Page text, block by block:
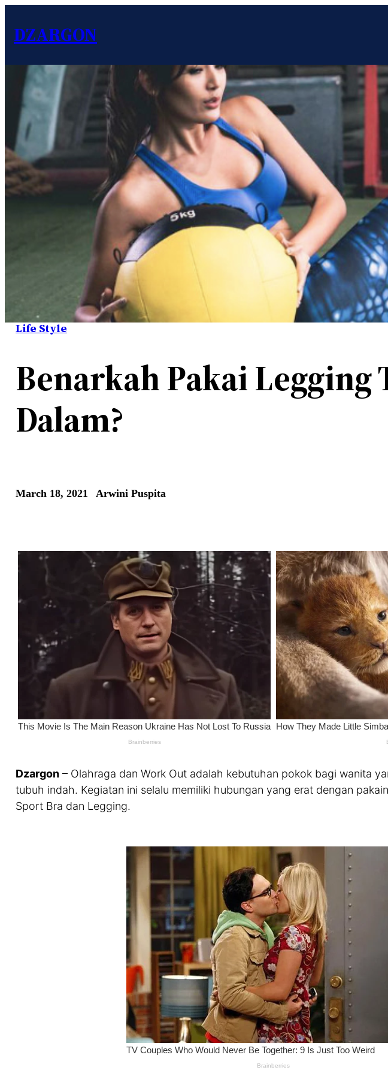
DZARGON
Life Style
Benarkah Pakai Legging
Dalam?
March 18, 2021 Arwini Puspita
Dzargon – Olahraga dan Work Out adalah kebutuhan pokok bagi wanita
tubuh indah. Kegiatan ini selalu memiliki hubungan yang erat dengan
Sport Bra dan Legging.